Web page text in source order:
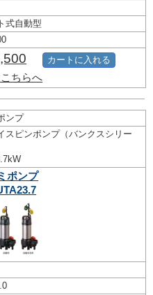
式自動型
ちらへ
カートに入れる
ンプ
スピンポンプ（バンクスシリー
ポンプ